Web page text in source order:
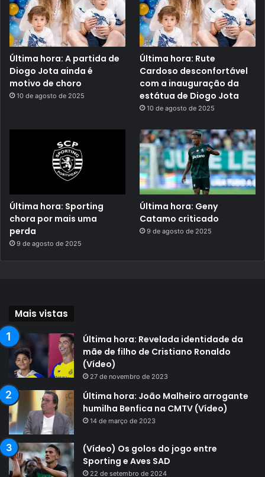
Última hora: A partida de
Diogo Jota ainda é
motivo de choro
10 de agosto de 2025
Última hora: Rute
Cardoso desconfortável
com a inauguração da
estátua de Diogo Jota
10 de agosto de 2025
Última hora: Sporting
chora por mais uma
perda
9 de agosto de 2025
Última hora: Geny
Catamo criticado
9 de agosto de 2025
Mais vistas
Última hora: Revelada identidade da
mãe de filho de Cristiano Ronaldo
(Vídeo)
27 de novembro de 2023
Última hora: João Malheiro arrogante
humilha Benfica na CMTV (Vídeo)
14 de março de 2023
(Vídeo) Os golos do jogo entre
Sporting e Aves SAD
22 de setembro de 2024